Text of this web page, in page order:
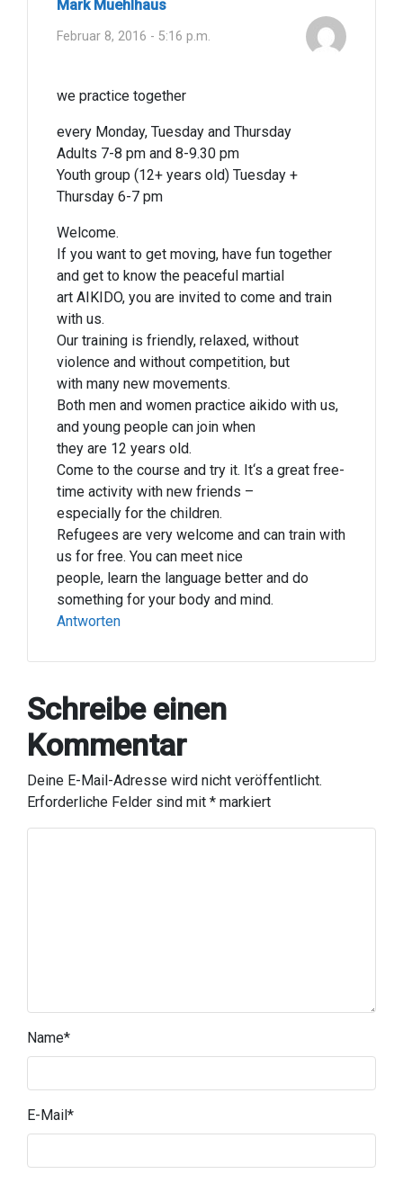
Mark Muehlhaus
Februar 8, 2016 - 5:16 p.m.
we practice together
every Monday, Tuesday and Thursday
Adults 7-8 pm and 8-9.30 pm
Youth group (12+ years old) Tuesday +
Thursday 6-7 pm
Welcome.
If you want to get moving, have fun together
and get to know the peaceful martial
art AIKIDO, you are invited to come and train
with us.
Our training is friendly, relaxed, without
violence and without competition, but
with many new movements.
Both men and women practice aikido with us,
and young people can join when
they are 12 years old.
Come to the course and try it. It‘s a great free-
time activity with new friends –
especially for the children.
Refugees are very welcome and can train with
us for free. You can meet nice
people, learn the language better and do
something for your body and mind.
Antworten
Schreibe einen
Kommentar
Deine E-Mail-Adresse wird nicht veröffentlicht.
Erforderliche Felder sind mit * markiert
Name*
E-Mail*